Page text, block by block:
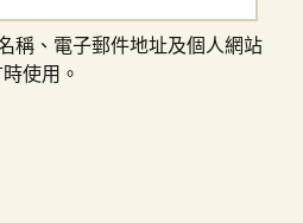
稱、電子郵件地址及個人網站
使用。